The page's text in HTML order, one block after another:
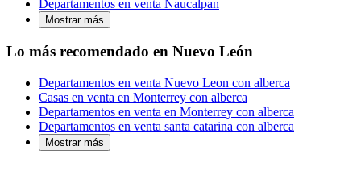
Departamentos en venta Naucalpan
Mostrar más
Lo más recomendado en Nuevo León
Departamentos en venta Nuevo Leon con alberca
Casas en venta en Monterrey con alberca
Departamentos en venta en Monterrey con alberca
Departamentos en venta santa catarina con alberca
Mostrar más